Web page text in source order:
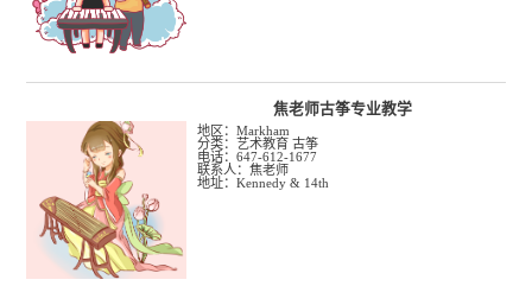
焦老师古筝专业教学
地区：Markham
分类：艺术教育 古筝
电话：647-612-1677
联系人：焦老师
地址：Kennedy & 14th